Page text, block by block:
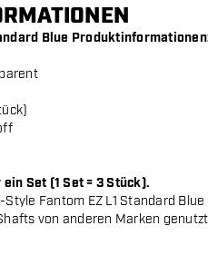
Blue
Set (1 Set = 3 Stück).
Style Fantom EZ L1 Standard
von anderen Marken